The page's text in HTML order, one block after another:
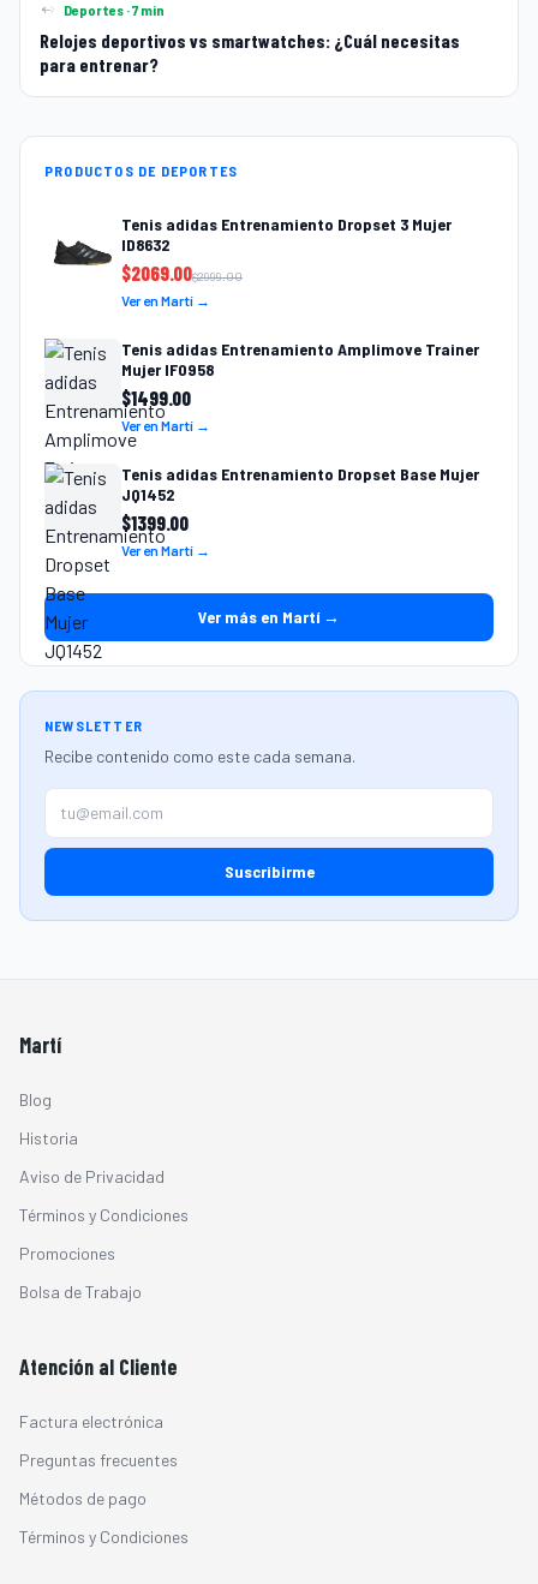
Deportes · 7 min
Relojes deportivos vs smartwatches: ¿Cuál necesitas
para entrenar?
PRODUCTOS DE DEPORTES
Tenis adidas Entrenamiento Dropset 3 Mujer
ID8632
$2069.00$2999.00
Ver en Martí →
Tenis adidas Entrenamiento Amplimove Trainer
Mujer IF0958
$1499.00
Ver en Martí →
Tenis adidas Entrenamiento Dropset Base Mujer
JQ1452
$1399.00
Ver en Martí →
Ver más en Martí →
NEWSLETTER
Recibe contenido como este cada semana.
Suscribirme
Martí
Blog
Historia
Aviso de Privacidad
Términos y Condiciones
Promociones
Bolsa de Trabajo
Atención al Cliente
Factura electrónica
Preguntas frecuentes
Métodos de pago
Términos y Condiciones